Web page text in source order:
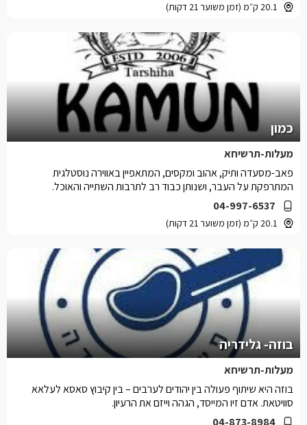
20.1 ק״מ (זמן משוער 21 דקות)
כמון
מעלות-תרשיחא
04-997-6537
20.1 ק״מ (זמן משוער 21 דקות)
פאב-מסעדה ותיק, אהוב ומקסים, המתאפיין באווירה נוסטלגית
המתרפקת על העבר, ושנותן כבוד רב לתרבות השתייה והאוכל.
בוזה- גלידריה
מעלות-תרשיחא
04-873-8984
בוזה היא שיתוף פעולה בין יהודים לערבים – בין קיבוץ סאסא לעלאא
סוויטאת. אדם זיו המייסד, הגהה וייזם את הרעיון.